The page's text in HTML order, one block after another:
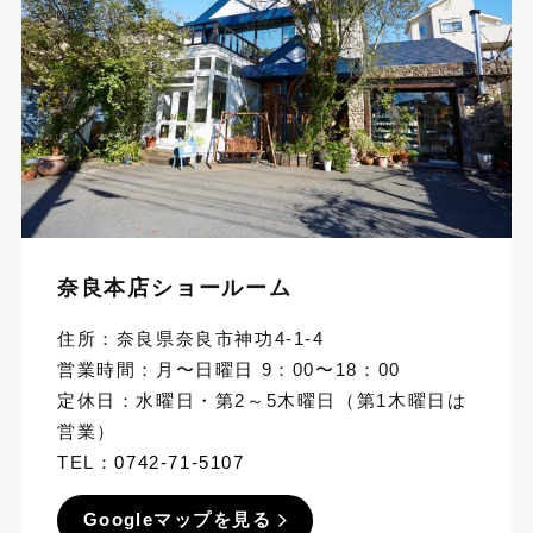
奈良本店ショールーム
住所：奈良県奈良市神功4-1-4
営業時間：月〜日曜日 9：00〜18：00
定休日：水曜日・第2～5木曜日（第1木曜日は
営業）
TEL：0742-71-5107
Googleマップを見る